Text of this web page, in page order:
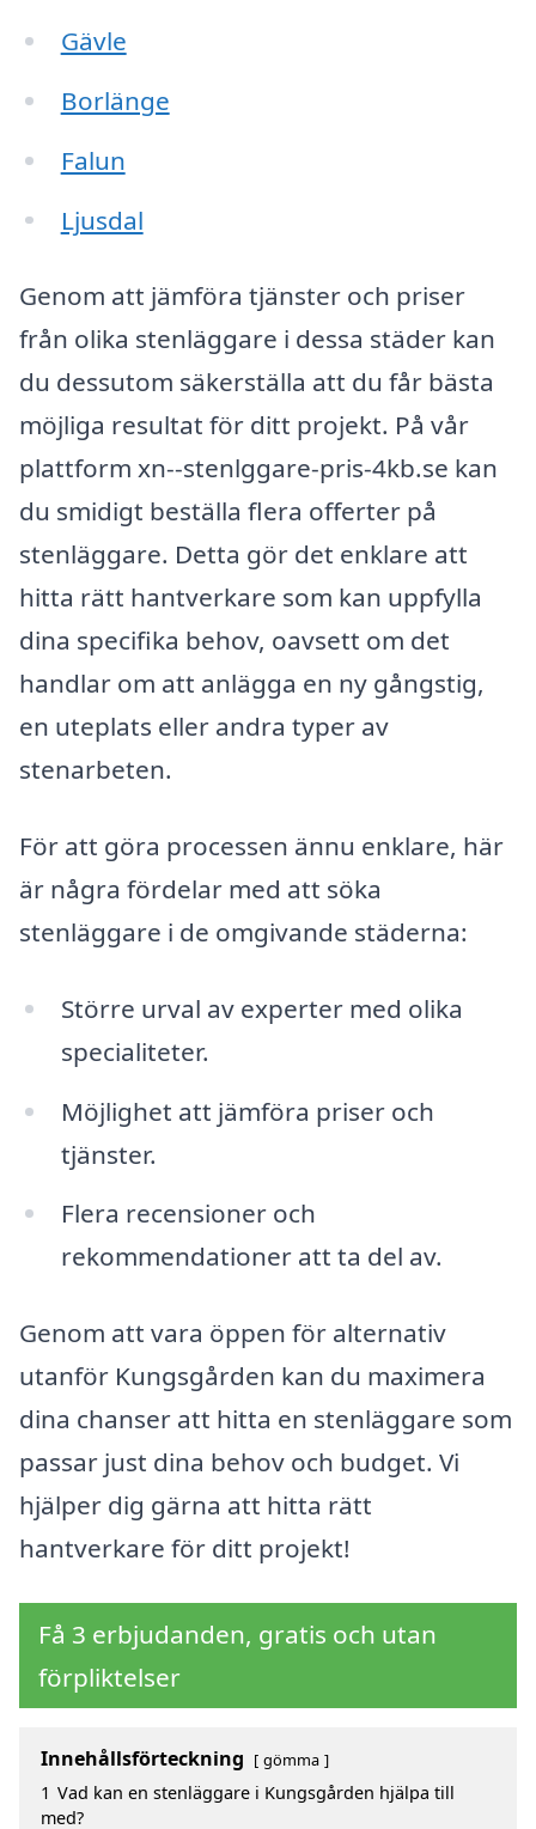
Gävle
Borlänge
Falun
Ljusdal
Genom att jämföra tjänster och priser
från olika stenläggare i dessa städer kan
du dessutom säkerställa att du får bästa
möjliga resultat för ditt projekt. På vår
plattform xn--stenlggare-pris-4kb.se kan
du smidigt beställa flera offerter på
stenläggare. Detta gör det enklare att
hitta rätt hantverkare som kan uppfylla
dina specifika behov, oavsett om det
handlar om att anlägga en ny gångstig,
en uteplats eller andra typer av
stenarbeten.
För att göra processen ännu enklare, här
är några fördelar med att söka
stenläggare i de omgivande städerna:
Större urval av experter med olika
specialiteter.
Möjlighet att jämföra priser och
tjänster.
Flera recensioner och
rekommendationer att ta del av.
Genom att vara öppen för alternativ
utanför Kungsgården kan du maximera
dina chanser att hitta en stenläggare som
passar just dina behov och budget. Vi
hjälper dig gärna att hitta rätt
hantverkare för ditt projekt!
Få 3 erbjudanden, gratis och utan
förpliktelser
Innehållsförteckning gömma
1 Vad kan en stenläggare i Kungsgården hjälpa till
med?